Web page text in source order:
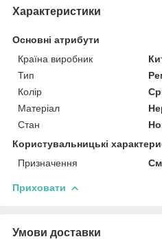
Характеристики
Основні атрибути
Країна виробник
Тип
Колір
Матеріал
Стан
Користувальницькі
Призначення
Приховати
Умови доставки